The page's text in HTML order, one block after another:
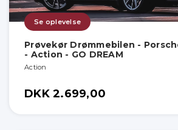
Se oplevelse
Prøvekør Drømmebilen -
- Action - GO DREAM
Action
DKK 2.699,00